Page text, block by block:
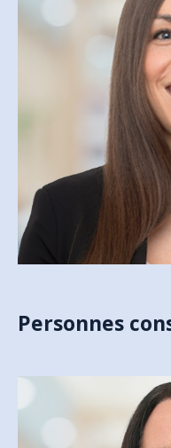
Personnes